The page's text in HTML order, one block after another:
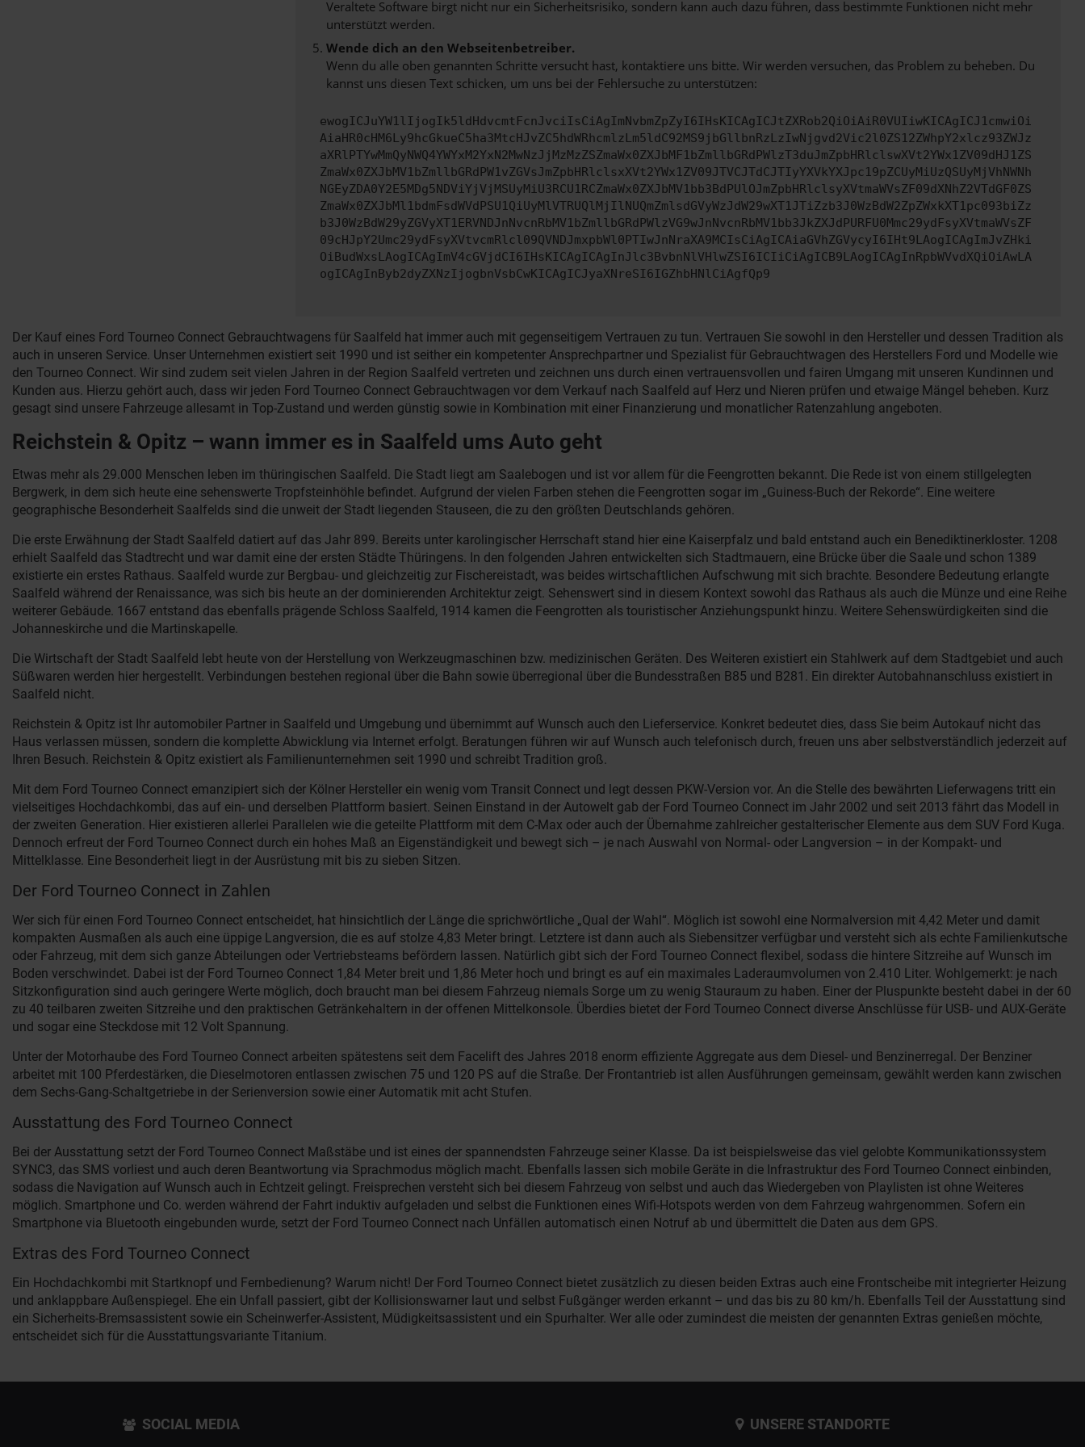
Veraltete Software birgt nicht nur ein Sicherheitsrisiko, sondern kann auch dazu führen, dass bestimmte Funktionen nicht mehr
unterstützt werden.
Wende dich an den Webseitenbetreiber.
Wenn du alle oben genannten Schritte versucht hast, kontaktiere uns bitte. Wir werden versuchen, das Problem zu beheben. Du
kannst uns diesen Text schicken, um uns bei der Fehlersuche zu unterstützen:
ewogICJuYW1lIjogIk5ldHdvcmtFcnJvciIsCiAgImNvbmZpZyI6IHsKICAgICJtZXRob2QiOiAiR0VUIiwKICAgICJ1cmwiOi
AiaHR0cHM6Ly9hcGkueC5ha3MtcHJvZC5hdWRhcmlzLm5ldC92MS9jbGllbnRzLzIwNjgvd2Vic2l0ZS12ZWhpY2xlcz93ZWJz
aXRlPTYwMmQyNWQ4YWYxM2YxN2MwNzJjMzMzZSZmaWx0ZXJbMF1bZmllbGRdPWlzT3duJmZpbHRlclswXVt2YWx1ZV09dHJ1ZS
ZmaWx0ZXJbMV1bZmllbGRdPW1vZGVsJmZpbHRlclsxXVt2YWx1ZV09JTVCJTdCJTIyYXVkYXJpc19pZCUyMiUzQSUyMjVhNWNh
NGEyZDA0Y2E5MDg5NDViYjVjMSUyMiU3RCU1RCZmaWx0ZXJbMV1bb3BdPUlOJmZpbHRlclsyXVtmaWVsZF09dXNhZ2VTdGF0ZS
ZmaWx0ZXJbMl1bdmFsdWVdPSU1QiUyMlVTRUQlMjIlNUQmZmlsdGVyWzJdW29wXT1JTiZzb3J0WzBdW2ZpZWxkXT1pc093biZz
b3J0WzBdW29yZGVyXT1ERVNDJnNvcnRbMV1bZmllbGRdPWlzVG9wJnNvcnRbMV1bb3JkZXJdPURFU0Mmc29ydFsyXVtmaWVsZF
09cHJpY2Umc29ydFsyXVtvcmRlcl09QVNDJmxpbWl0PTIwJnNraXA9MCIsCiAgICAiaGVhZGVycyI6IHt9LAogICAgImJvZHki
OiBudWxsLAogICAgImV4cGVjdCI6IHsKICAgICAgInJlc3BvbnNlVHlwZSI6ICIiCiAgICB9LAogICAgInRpbWVvdXQiOiAwLA
ogICAgInByb2dyZXNzIjogbnVsbCwKICAgICJyaXNreSI6IGZhbHNlCiAgfQp9
Der Kauf eines Ford Tourneo Connect Gebrauchtwagens für Saalfeld hat immer auch mit gegenseitigem Vertrauen zu tun. Vertrauen Sie sowohl in den Hersteller und dessen Tradition als
auch in unseren Service. Unser Unternehmen existiert seit 1990 und ist seither ein kompetenter Ansprechpartner und Spezialist für Gebrauchtwagen des Herstellers Ford und Modelle wie
den Tourneo Connect. Wir sind zudem seit vielen Jahren in der Region Saalfeld vertreten und zeichnen uns durch einen vertrauensvollen und fairen Umgang mit unseren Kundinnen und
Kunden aus. Hierzu gehört auch, dass wir jeden Ford Tourneo Connect Gebrauchtwagen vor dem Verkauf nach Saalfeld auf Herz und Nieren prüfen und etwaige Mängel beheben. Kurz
gesagt sind unsere Fahrzeuge allesamt in Top-Zustand und werden günstig sowie in Kombination mit einer Finanzierung und monatlicher Ratenzahlung angeboten.
Reichstein & Opitz – wann immer es in Saalfeld ums Auto geht
Etwas mehr als 29.000 Menschen leben im thüringischen Saalfeld. Die Stadt liegt am Saalebogen und ist vor allem für die Feengrotten bekannt. Die Rede ist von einem stillgelegten
Bergwerk, in dem sich heute eine sehenswerte Tropfsteinhöhle befindet. Aufgrund der vielen Farben stehen die Feengrotten sogar im „Guiness-Buch der Rekorde“. Eine weitere
geographische Besonderheit Saalfelds sind die unweit der Stadt liegenden Stauseen, die zu den größten Deutschlands gehören.
Die erste Erwähnung der Stadt Saalfeld datiert auf das Jahr 899. Bereits unter karolingischer Herrschaft stand hier eine Kaiserpfalz und bald entstand auch ein Benediktinerkloster. 1208
erhielt Saalfeld das Stadtrecht und war damit eine der ersten Städte Thüringens. In den folgenden Jahren entwickelten sich Stadtmauern, eine Brücke über die Saale und schon 1389
existierte ein erstes Rathaus. Saalfeld wurde zur Bergbau- und gleichzeitig zur Fischereistadt, was beides wirtschaftlichen Aufschwung mit sich brachte. Besondere Bedeutung erlangte
Saalfeld während der Renaissance, was sich bis heute an der dominierenden Architektur zeigt. Sehenswert sind in diesem Kontext sowohl das Rathaus als auch die Münze und eine Reihe
weiterer Gebäude. 1667 entstand das ebenfalls prägende Schloss Saalfeld, 1914 kamen die Feengrotten als touristischer Anziehungspunkt hinzu. Weitere Sehenswürdigkeiten sind die
Johanneskirche und die Martinskapelle.
Die Wirtschaft der Stadt Saalfeld lebt heute von der Herstellung von Werkzeugmaschinen bzw. medizinischen Geräten. Des Weiteren existiert ein Stahlwerk auf dem Stadtgebiet und auch
Süßwaren werden hier hergestellt. Verbindungen bestehen regional über die Bahn sowie überregional über die Bundesstraßen B85 und B281. Ein direkter Autobahnanschluss existiert in
Saalfeld nicht.
Reichstein & Opitz ist Ihr automobiler Partner in Saalfeld und Umgebung und übernimmt auf Wunsch auch den Lieferservice. Konkret bedeutet dies, dass Sie beim Autokauf nicht das
Haus verlassen müssen, sondern die komplette Abwicklung via Internet erfolgt. Beratungen führen wir auf Wunsch auch telefonisch durch, freuen uns aber selbstverständlich jederzeit auf
Ihren Besuch. Reichstein & Opitz existiert als Familienunternehmen seit 1990 und schreibt Tradition groß.
Mit dem Ford Tourneo Connect emanzipiert sich der Kölner Hersteller ein wenig vom Transit Connect und legt dessen PKW-Version vor. An die Stelle des bewährten Lieferwagens tritt ein
vielseitiges Hochdachkombi, das auf ein- und derselben Plattform basiert. Seinen Einstand in der Autowelt gab der Ford Tourneo Connect im Jahr 2002 und seit 2013 fährt das Modell in
der zweiten Generation. Hier existieren allerlei Parallelen wie die geteilte Plattform mit dem C-Max oder auch der Übernahme zahlreicher gestalterischer Elemente aus dem SUV Ford Kuga.
Dennoch erfreut der Ford Tourneo Connect durch ein hohes Maß an Eigenständigkeit und bewegt sich – je nach Auswahl von Normal- oder Langversion – in der Kompakt- und
Mittelklasse. Eine Besonderheit liegt in der Ausrüstung mit bis zu sieben Sitzen.
Der Ford Tourneo Connect in Zahlen
Wer sich für einen Ford Tourneo Connect entscheidet, hat hinsichtlich der Länge die sprichwörtliche „Qual der Wahl“. Möglich ist sowohl eine Normalversion mit 4,42 Meter und damit
kompakten Ausmaßen als auch eine üppige Langversion, die es auf stolze 4,83 Meter bringt. Letztere ist dann auch als Siebensitzer verfügbar und versteht sich als echte Familienkutsche
oder Fahrzeug, mit dem sich ganze Abteilungen oder Vertriebsteams befördern lassen. Natürlich gibt sich der Ford Tourneo Connect flexibel, sodass die hintere Sitzreihe auf Wunsch im
Boden verschwindet. Dabei ist der Ford Tourneo Connect 1,84 Meter breit und 1,86 Meter hoch und bringt es auf ein maximales Laderaumvolumen von 2.410 Liter. Wohlgemerkt: je nach
Sitzkonfiguration sind auch geringere Werte möglich, doch braucht man bei diesem Fahrzeug niemals Sorge um zu wenig Stauraum zu haben. Einer der Pluspunkte besteht dabei in der 60
zu 40 teilbaren zweiten Sitzreihe und den praktischen Getränkehaltern in der offenen Mittelkonsole. Überdies bietet der Ford Tourneo Connect diverse Anschlüsse für USB- und AUX-Geräte
und sogar eine Steckdose mit 12 Volt Spannung.
Unter der Motorhaube des Ford Tourneo Connect arbeiten spätestens seit dem Facelift des Jahres 2018 enorm effiziente Aggregate aus dem Diesel- und Benzinerregal. Der Benziner
arbeitet mit 100 Pferdestärken, die Dieselmotoren entlassen zwischen 75 und 120 PS auf die Straße. Der Frontantrieb ist allen Ausführungen gemeinsam, gewählt werden kann zwischen
dem Sechs-Gang-Schaltgetriebe in der Serienversion sowie einer Automatik mit acht Stufen.
Ausstattung des Ford Tourneo Connect
Bei der Ausstattung setzt der Ford Tourneo Connect Maßstäbe und ist eines der spannendsten Fahrzeuge seiner Klasse. Da ist beispielsweise das viel gelobte Kommunikationssystem
SYNC3, das SMS vorliest und auch deren Beantwortung via Sprachmodus möglich macht. Ebenfalls lassen sich mobile Geräte in die Infrastruktur des Ford Tourneo Connect einbinden,
sodass die Navigation auf Wunsch auch in Echtzeit gelingt. Freisprechen versteht sich bei diesem Fahrzeug von selbst und auch das Wiedergeben von Playlisten ist ohne Weiteres
möglich. Smartphone und Co. werden während der Fahrt induktiv aufgeladen und selbst die Funktionen eines Wifi-Hotspots werden von dem Fahrzeug wahrgenommen. Sofern ein
Smartphone via Bluetooth eingebunden wurde, setzt der Ford Tourneo Connect nach Unfällen automatisch einen Notruf ab und übermittelt die Daten aus dem GPS.
Extras des Ford Tourneo Connect
Ein Hochdachkombi mit Startknopf und Fernbedienung? Warum nicht! Der Ford Tourneo Connect bietet zusätzlich zu diesen beiden Extras auch eine Frontscheibe mit integrierter Heizung
und anklappbare Außenspiegel. Ehe ein Unfall passiert, gibt der Kollisionswarner laut und selbst Fußgänger werden erkannt – und das bis zu 80 km/h. Ebenfalls Teil der Ausstattung sind
ein Sicherheits-Bremsassistent sowie ein Scheinwerfer-Assistent, Müdigkeitsassistent und ein Spurhalter. Wer alle oder zumindest die meisten der genannten Extras genießen möchte,
entscheidet sich für die Ausstattungsvariante Titanium.
SOCIAL MEDIA UNSERE STANDORTE